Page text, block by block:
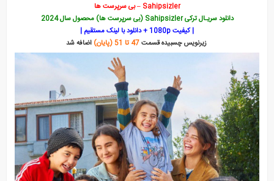
بالا و پایین استانبول
Sahipsizler – بی سرپرست ها
دانلود سریـال ترکی Sahipsizler (بی سرپرست ها) محصول سال 2024
| کیفیت 1080p + دانلود با لینک مستقیم |
زیرنویس چسبیده قسمت47 تا 51 (پایان) اضافه شد